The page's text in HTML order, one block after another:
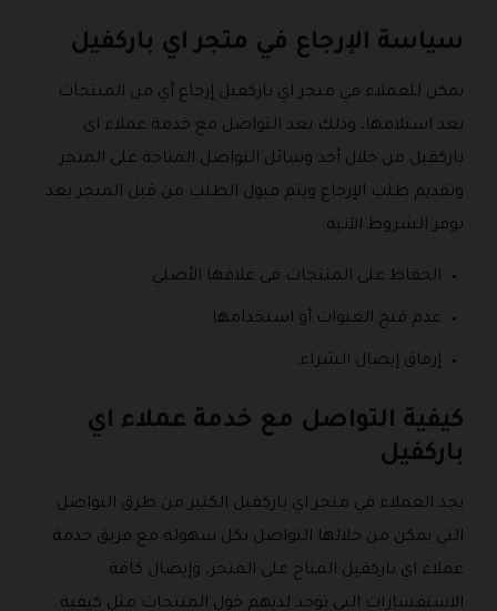
سياسة الإرجاع في متجر اي باركفيل
يمكن للعملاء في متجر اي باركفيل إرجاع أي من المنتجات
بعد استلامها، وذلك بعد التواصل مع خدمة عملاء اي
باركفيل من خلال أحد وسائل التواصل المتاحة على المتجر
وتقديم طلب الإرجاع ويتم قبول الطلب من قبل المتجر بعد
توفر الشروط الآتية:
الحفاظ على المنتجات في غلافها الأصلي.
عدم فتح العبوات أو استخدامها.
إرفاق إيصال الشراء.
كيفية التواصل مع خدمة عملاء اي
باركفيل
يجد العملاء في متجر اي باركفيل الكثير من طرق التواصل
التي يمكن من خلالها التواصل بكل سهولة مع فريق خدمة
عملاء اي باركفيل المتاح على المتجر، وإيصال كافة
الاستفسارات التي توجد لديهم حول المنتجات مثل كيفية